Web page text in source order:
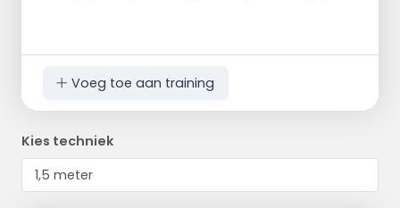
Voeg toe aan training
Kies techniek